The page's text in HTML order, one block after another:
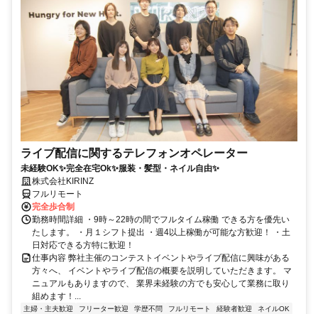
ライブ配信に関するテレフォンオペレーター
未経験OK✨完全在宅Ok✨服装・髪型・ネイル自由✨
株式会社KIRINZ
フルリモート
完全歩合制
勤務時間詳細 ・9時～22時の間でフルタイム稼働 できる方を優先い
たします。 ・月１シフト提出 ・週4以上稼働が可能な方歓迎！ ・土
日対応できる方特に歓迎！
仕事内容 弊社主催のコンテストイベントやライブ配信に興味がある
方々へ、 イベントやライブ配信の概要を説明していただきます。 マ
ニュアルもありますので、 業界未経験の方でも安心して業務に取り
組めます！...
主婦・主夫歓迎 フリーター歓迎 学歴不問 フルリモート 経験者歓迎
ネイルOK